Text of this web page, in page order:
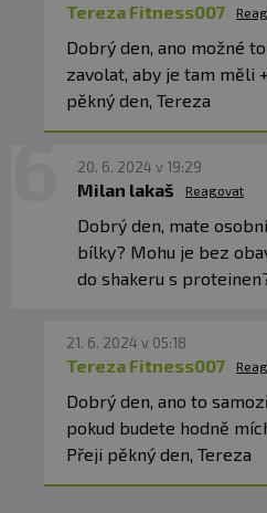
Tereza Fitness007
Dobrý den, ano možné
zavolat, aby je tam měli
pěkný den, Tereza
20. 6. 2024 v 19:29
Milan lakaš Reagovat
Dobrý den, mate
bílky? Mohu je bez
do shakeru s
21. 6. 2024 v 05:18
Tereza Fitness007
Dobrý den, ano to
pokud budete hodně
Přeji pěkný den, Tereza